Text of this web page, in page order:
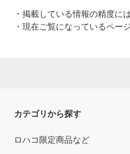
・ 掲載している情報の精度に
・ 現在ご覧になっているペー
カテゴリから探す
ロハコ限定商品など